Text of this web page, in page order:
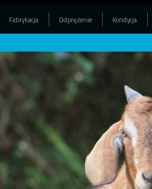
Fabrykacja Odprężenie Kondycja